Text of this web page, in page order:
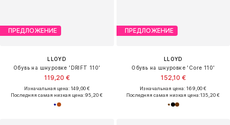
ПРЕДЛОЖЕНИЕ
LLOYD
Обувь на шнуровке 'DRIFT 110'
119,20 €
Изначальная цена: 149,00 €
Последняя самая низкая цена:95,20 €
ПРЕДЛОЖЕНИЕ
LLOYD
Обувь на шнуровке 'Core 110'
152,10 €
Изначальная цена: 169,00 €
Последняя самая низкая цена:135,20 €